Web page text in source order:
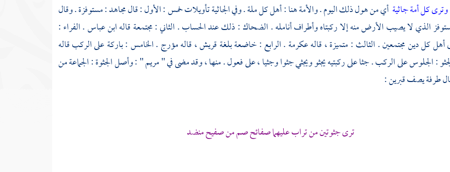
وترى كل أمة جاثية أي من هول ذلك اليوم . والأمة هنا : أهل كل ملة . وفي الجاثية تأويلات خمس : الأول : قالمجاهد: مستوفزة . وقال
الذي لا يصيب الأرض منه إلا ركبتاه وأطراف أنامله .الضحاك: ذلك عند الحساب . الثاني : مجتمعة قالهابن عباس.الفراء:
أهل كل دين مجتمعين . الثالث : متميزة ، قالهعكرمة. الرابع : خاضعة بلغةقريش، قالهمؤرج. الخامس : باركة على الركب قاله
: الجلوس على الركب . جثا على ركبتيه يجثو ويجثي جثوا وجثيا ، على فعول . منها ، وقد مضى في " مريم " : وأصل الجثوة : الجماعة من
طرفةيصف قبرين :
ترى جثوتين من تراب عليهما صفائح صم من صفيح منضد